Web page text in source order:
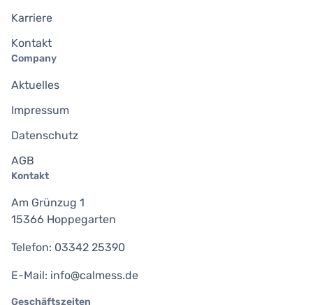
Karriere
Kontakt
Company
Aktuelles
Impressum
Datenschutz
AGB
Kontakt
Am Grünzug 1
15366 Hoppegarten
Telefon: 03342 25390
E-Mail: info@calmess.de
Geschäftszeiten